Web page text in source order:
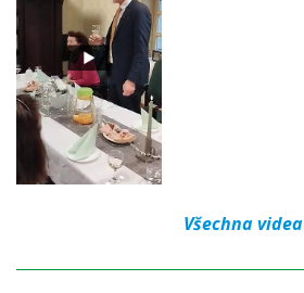
Všechna videa